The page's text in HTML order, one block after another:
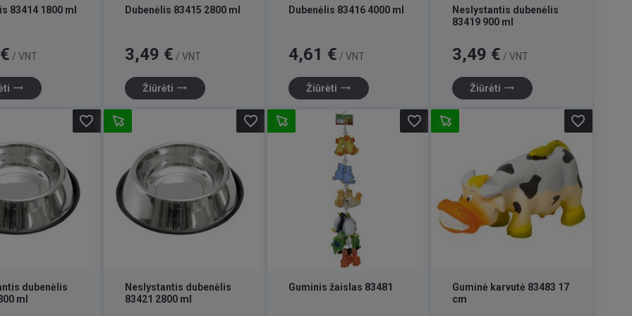
83414 1800 ml
/ VNT
trending_flat
Dubenėlis 83415 2800 ml
Kaina
3,49 € / VNT
Žiūrėti trending_flat
Dubenėlis 83416 4000 ml
Kaina
4,61 € / VNT
Žiūrėti trending_flat
Neslystantis dubenėlis
83419 900 ml
Kaina
3,49 € / VNT
Žiūrėti trending_flat
dubenėlis
ml
favorite_border
Neslystantis dubenėlis
83421 2800 ml
favorite_border
Guminis žaislas 83481
favorite_border
Guminė karvutė 83483 17
cm
favorite_border